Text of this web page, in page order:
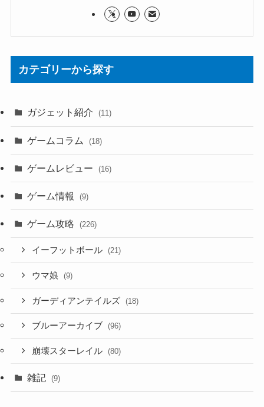
カテゴリーから探す
ガジェット紹介 (11)
ゲームコラム (18)
ゲームレビュー (16)
ゲーム情報 (9)
ゲーム攻略 (226)
イーフットボール (21)
ウマ娘 (9)
ガーディアンテイルズ (18)
ブルーアーカイブ (96)
崩壊スターレイル (80)
雑記 (9)